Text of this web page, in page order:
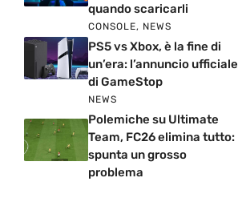
quando scaricarli
CONSOLE, NEWS
PS5 vs Xbox, è la fine di
un’era: l’annuncio ufficiale
di GameStop
NEWS
Polemiche su Ultimate
Team, FC26 elimina tutto:
spunta un grosso
problema